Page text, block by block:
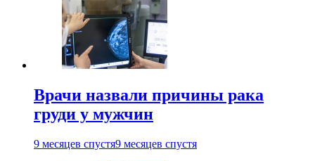
Врачи назвали причины рака
груди у мужчин
9 месяцев спустя9 месяцев спустя